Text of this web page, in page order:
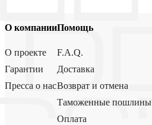
О компании
О проекте
Гарантии
Пресса о нас
Помощь
F.A.Q.
Доставка
Возврат и отмена
Таможенные пошлины
Оплата